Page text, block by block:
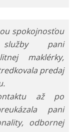
spokojnosťou
služby pani
maklérky,
predaj
až po
pani
odbornej